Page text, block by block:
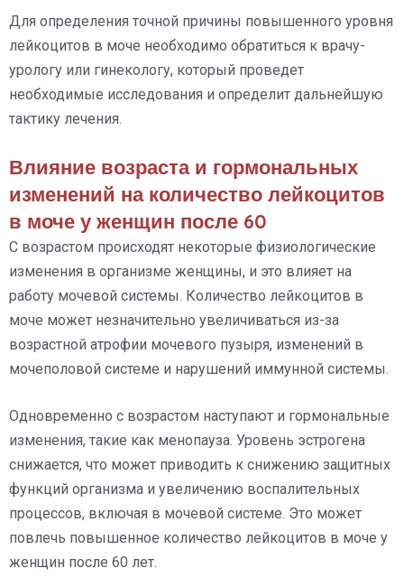
Для определения точной причины повышенного уровня
лейкоцитов в моче необходимо обратиться к врачу-
урологу или гинекологу, который проведет
необходимые исследования и определит дальнейшую
тактику лечения.
Влияние возраста и гормональных
изменений на количество лейкоцитов
в моче у женщин после 60
С возрастом происходят некоторые физиологические
изменения в организме женщины, и это влияет на
работу мочевой системы. Количество лейкоцитов в
моче может незначительно увеличиваться из-за
возрастной атрофии мочевого пузыря, изменений в
мочеполовой системе и нарушений иммунной системы.
Одновременно с возрастом наступают и гормональные
изменения, такие как менопауза. Уровень эстрогена
снижается, что может приводить к снижению защитных
функций организма и увеличению воспалительных
процессов, включая в мочевой системе. Это может
повлечь повышенное количество лейкоцитов в моче у
женщин после 60 лет.